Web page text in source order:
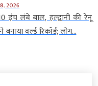
2026
इंच लंबे बाल, हल्द्वानी की रेनू
बनाया वर्ल्ड रिकॉर्ड; लोग...